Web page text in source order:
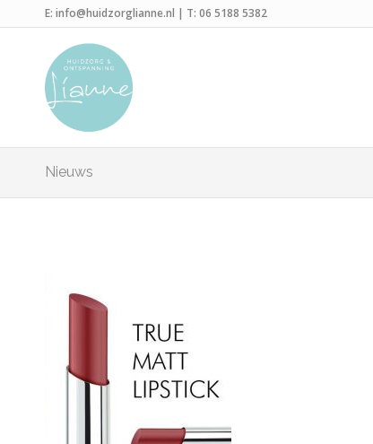
E: info@huidzorglianne.nl | T: 06 5188 5382
Nieuws